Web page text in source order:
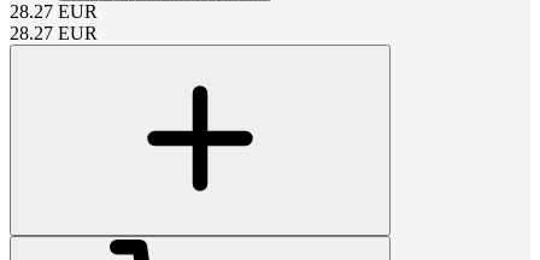
28.27 EUR
28.27 EUR